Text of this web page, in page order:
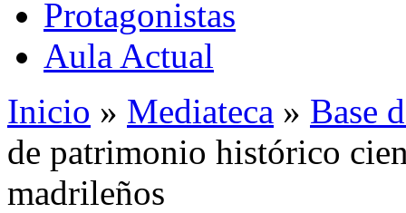
Protagonistas
Aula Actual
Inicio » Mediateca » Base
de patrimonio histórico
madrileños